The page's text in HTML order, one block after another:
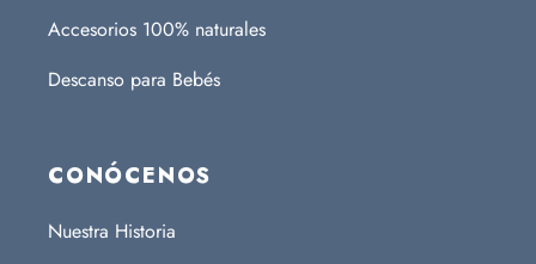
Accesorios 100% naturales
Descanso para Bebés
CONÓCENOS
Nuestra Historia